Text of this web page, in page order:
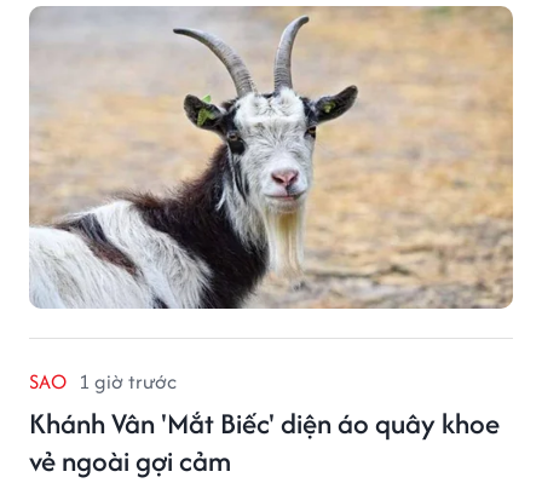
SAO 1 giờ trước
Khánh Vân 'Mắt Biếc' diện áo quây khoe
vẻ ngoài gợi cảm